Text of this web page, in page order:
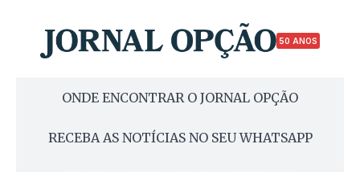
50 ANOS
ONDE ENCONTRAR O JORNAL OPÇÃO
RECEBA AS NOTÍCIAS NO SEU WHATSAPP